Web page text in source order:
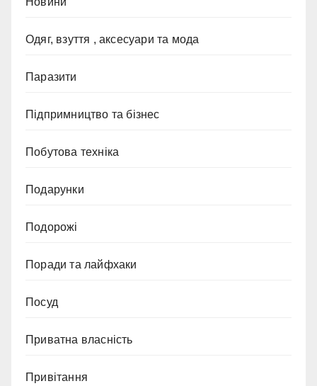
Одяг, взуття , аксесуари та мода
Паразити
Підпримництво та бізнес
Побутова техніка
Подарунки
Подорожі
Поради та лайфхаки
Посуд
Приватна власність
Привітання